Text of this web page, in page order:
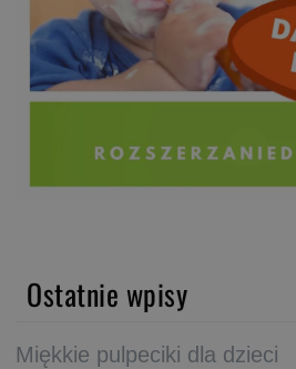
Ostatnie wpisy
Miękkie pulpeciki dla dzieci